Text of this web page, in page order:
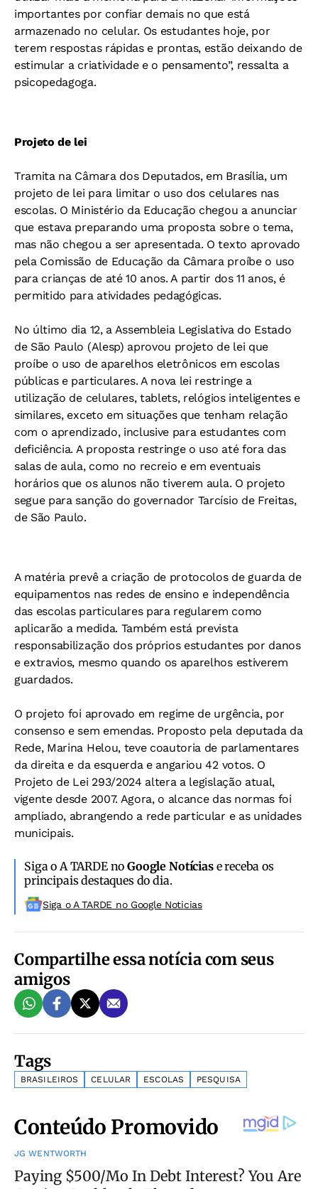
importantes por confiar demais no que está
armazenado no celular. Os estudantes hoje, por
terem respostas rápidas e prontas, estão deixando de
estimular a criatividade e o pensamento”, ressalta a
psicopedagoga.
Projeto de lei
Tramita na Câmara dos Deputados, em Brasília, um
projeto de lei para limitar o uso dos celulares nas
escolas. O Ministério da Educação chegou a anunciar
que estava preparando uma proposta sobre o tema,
mas não chegou a ser apresentada. O texto aprovado
pela Comissão de Educação da Câmara proíbe o uso
para crianças de até 10 anos. A partir dos 11 anos, é
permitido para atividades pedagógicas.
No último dia 12, a Assembleia Legislativa do Estado
de São Paulo (Alesp) aprovou projeto de lei que
proíbe o uso de aparelhos eletrônicos em escolas
públicas e particulares. A nova lei restringe a
utilização de celulares, tablets, relógios inteligentes e
similares, exceto em situações que tenham relação
com o aprendizado, inclusive para estudantes com
deficiência. A proposta restringe o uso até fora das
salas de aula, como no recreio e em eventuais
horários que os alunos não tiverem aula. O projeto
segue para sanção do governador Tarcísio de Freitas,
de São Paulo.
A matéria prevê a criação de protocolos de guarda de
equipamentos nas redes de ensino e independência
das escolas particulares para regularem como
aplicarão a medida. Também está prevista
responsabilização dos próprios estudantes por danos
e extravios, mesmo quando os aparelhos estiverem
guardados.
O projeto foi aprovado em regime de urgência, por
consenso e sem emendas. Proposto pela deputada da
Rede, Marina Helou, teve coautoria de parlamentares
da direita e da esquerda e angariou 42 votos. O
Projeto de Lei 293/2024 altera a legislação atual,
vigente desde 2007. Agora, o alcance das normas foi
ampliado, abrangendo a rede particular e as unidades
municipais.
Siga o A TARDE noGoogle Notíciase receba os
principais destaques do dia.
Siga o A TARDE no Google Noticias
Compartilhe essa notícia com seus
amigos
Tags
BRASILEIROS CELULAR ESCOLAS PESQUISA